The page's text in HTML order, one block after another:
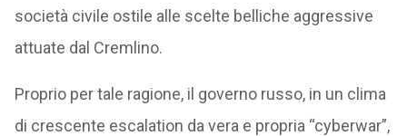
società civile ostile alle scelte belliche aggressive
attuate dal Cremlino.
Proprio per tale ragione, il governo russo, in un clima
di crescente escalation da vera e propria “cyberwar”,